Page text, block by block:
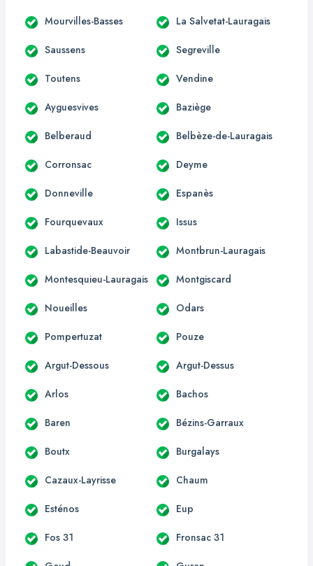
Mourvilles-Basses La Salvetat-Lauragais
Saussens Segreville
Toutens Vendine
Ayguesvives Baziège
Belberaud Belbèze-de-Lauragais
Corronsac Deyme
Donneville Espanès
Fourquevaux Issus
Labastide-Beauvoir Montbrun-Lauragais
Montesquieu-Lauragais Montgiscard
Noueilles Odars
Pompertuzat Pouze
Argut-Dessous Argut-Dessus
Arlos Bachos
Baren Bézins-Garraux
Boutx Burgalays
Cazaux-Layrisse Chaum
Esténos Eup
Fos 31 Fronsac 31